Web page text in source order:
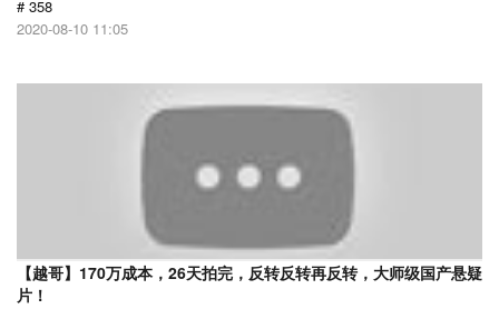
# 358
2020-08-10 11:05
【越哥】170万成本，26天拍完，反转反转再反转，大师级国产悬疑
片！